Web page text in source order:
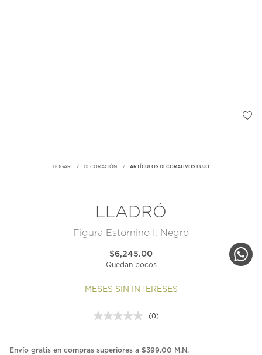
HOGAR DECORACIÓN ARTÍCULOS DECORATIVOS LUJO
LLADRÓ
Figura Estornino I. Negro
$6,245.00
Quedan pocos
MESES SIN INTERESES
Sin
en
(0)
Envío gratis en compras superiores a $399.00 M.N.